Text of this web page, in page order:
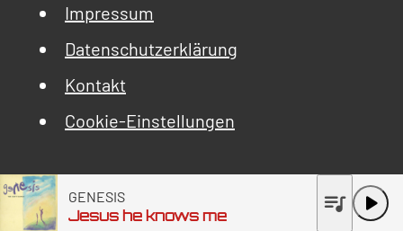
Impressum
Datenschutzerklärung
Kontakt
Cookie-Einstellungen
GENESIS
Jesus he knows me play_arrow
queue_music